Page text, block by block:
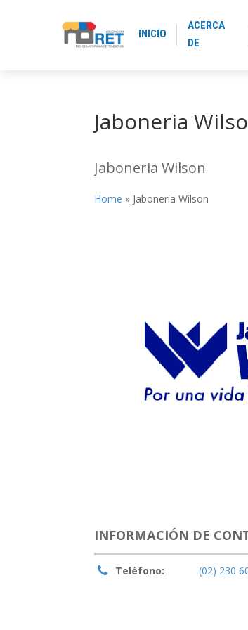
INICIO
ACERCA
DE
Jaboneria
Jaboneria Wilson
Home » Jaboneria Wilson
INFORMACIÓN DE
Teléfono: (02) 230